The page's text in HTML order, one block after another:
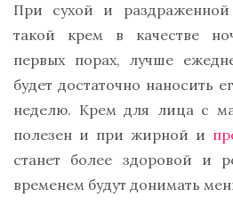
При сухой и раздраженной
такой крем в качестве
первых порах, лучше
будет достаточно наносить
неделю. Крем для лица с
полезен и при жирной и
станет более здоровой и
временем будут донимать